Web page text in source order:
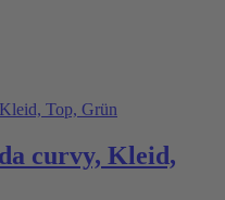
curvy, Kleid,